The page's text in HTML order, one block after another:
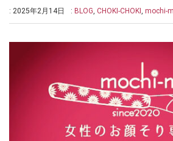
: 2025年2月14日 : BLOG, CHOKI-CHOKI , mochi-